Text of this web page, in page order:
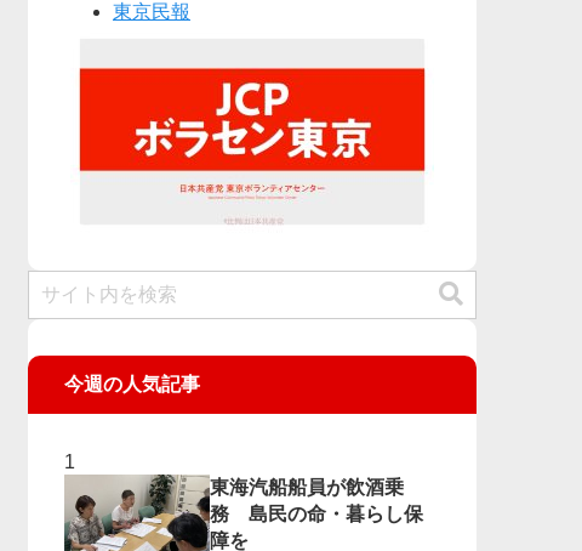
東京民報
今週の人気記事
東海汽船船員が飲酒乗
務 島民の命・暮らし保
障を